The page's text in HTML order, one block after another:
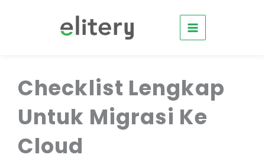
Checklist Lengkap
Untuk Migrasi Ke
Cloud